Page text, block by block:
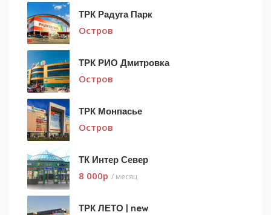
ТРК Радуга Парк
Остров
ТРК РИО Дмитровка
Остров
ТРК Монпасье
Остров
ТК Интер Север
8 000p / месяц
ТРК ЛЕТО | new